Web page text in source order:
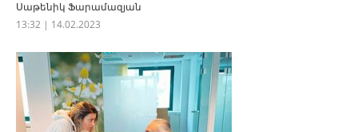
Սաթենիկ Ֆարամազյան
13:32 | 14.02.2023